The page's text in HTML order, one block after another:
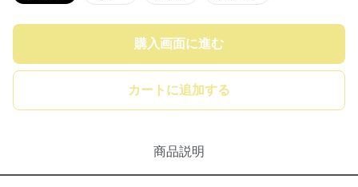
購入画面に進む
カートに追加する
商品説明